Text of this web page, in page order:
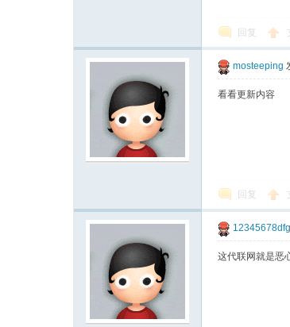
回复
mosteeping
看看更新内容
回复
12345678dfg
这代联网就是恶